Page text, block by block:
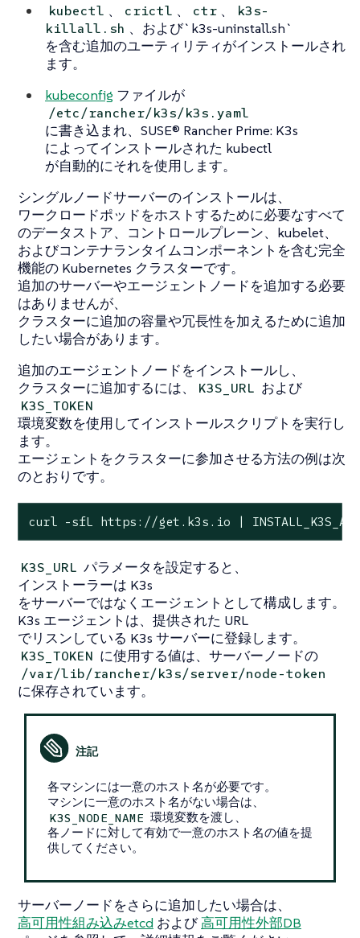
kubectl 、 crictl 、 ctr 、
k3s-
killall.sh 、および`k3s-uninstall.sh`
を含む追加のユーティリティがインストールされ
ます。
kubeconfig ファイルが
/etc/rancher/k3s/k3s.yaml
に書き込まれ、SUSE® Rancher Prime: K3s
によってインストールされた kubectl
が自動的にそれを使用します。
シングルノードサーバーのインストールは、
ワークロードポッドをホストするために必要なすべて
のデータストア、コントロールプレーン、kubelet、
およびコンテナランタイムコンポーネントを含む完全
機能の Kubernetes クラスターです。
追加のサーバーやエージェントノードを追加する必要
はありませんが、
クラスターに追加の容量や冗長性を加えるために追加
したい場合があります。
追加のエージェントノードをインストールし、
クラスターに追加するには、
K3S_URL および
K3S_TOKEN
環境変数を使用してインストールスクリプトを実行し
ます。
エージェントをクラスターに参加させる方法の例は次
のとおりです。
curl -sfL https://get.k3s.io |
K3S_URL パラメータを設定すると、
インストーラーは K3s
をサーバーではなくエージェントとして構成します。
K3s エージェントは、提供された URL
でリスンしている K3s サーバーに登録します。
K3S_TOKEN に使用する値は、サーバーノードの
/var/lib/rancher/k3s/server/node-token
に保存されています。
各マシンには一意のホスト名が必要です。
マシンに一意のホスト名がない場合は、
K3S_NODE_NAME 環境変数を渡し、
各ノードに対して有効で一意のホスト名の値を提
供してください。
サーバーノードをさらに追加したい場合は、
高可用性組み込みetcd および高可用性外部DB